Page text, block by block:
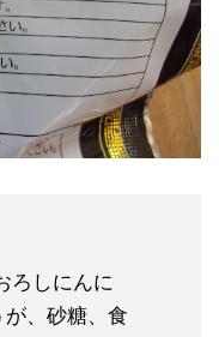
ろしにんに
が、砂糖、食